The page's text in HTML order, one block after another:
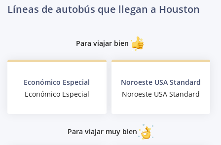
Líneas de autobús que llegan a Houston
Para viajar bien
Económico Especial
Económico Especial
Noroeste USA Standard
Noroeste USA Standard
Para viajar muy bien